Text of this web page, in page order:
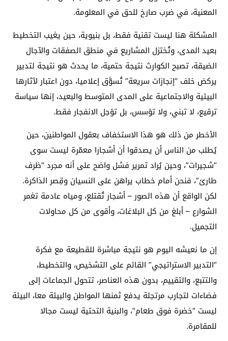
المعنية، في ضرب صارخ للحق في المعلومة.
المشكلة هنا ليست تقنية فقط، بل بنيوية، حين يغيب التخطيط
بعيد المدى، وتُختزل المشاريع في منطق الصفقات والآجال
الضيقة، تصبح الكوارث نتيجة حتمية، ما يحدث هو نتيجة لتدبير
يركض خلف “إنجازات سريعة” تُسوَّق إعلاميا، دون اعتبار لآثارها
البيئية والاجتماعية على المدى المتوسط والبعيد، إنها سياسة
ترقيع، لا تبني، ولا تؤسس، بل تؤجل الانفجار فقط.
الأخطر من ذلك هو هذا الاستخفاف بعقول المواطنين، حين
يُطلب من الناس أن يصدقوا أن أشجارا معمّرة ليست سوى
“شجيرات”، وحين يُراد تمرير فشل واضح على أنه مجرد “ظرف
طارئ”، فنحن أمام خطاب يراهن على النسيان وقِصر الذاكرة.
لكن الواقع أن هذه الصور – أشجار تُقتلع، ومياه عادمة تغمر
الشوارع – أبلغ من كل البلاغات، وأقوى من كل محاولات
التجميل.
إن ما نعيشه اليوم هو نتيجة مباشرة للقطيعة مع فكرة
“التدبير الاستراتيجي” القائم على التشخيص، والتخطيط،
والتتبع، والتقييم، بدون هذه العناصر، تتحول الجماعات إلى
فضاءات لتجارب مرتجلة يدفع ثمنها المواطن والبيئة معا، البيئة
ليست “خضرة فوق طعام”، والبنية التحتية ليست مجالا
للمقامرة.